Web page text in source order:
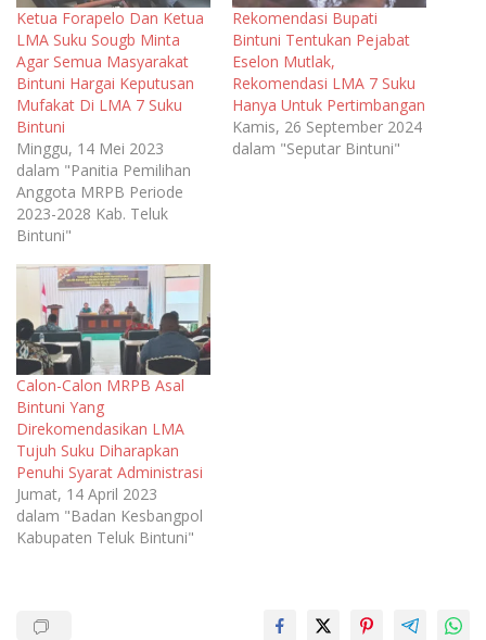
Ketua Forapelo Dan Ketua
LMA Suku Sougb Minta
Agar Semua Masyarakat
Bintuni Hargai Keputusan
Mufakat Di LMA 7 Suku
Bintuni
Minggu, 14 Mei 2023
dalam "Panitia Pemilihan
Anggota MRPB Periode
2023-2028 Kab. Teluk
Bintuni"
Rekomendasi Bupati
Bintuni Tentukan Pejabat
Eselon Mutlak,
Rekomendasi LMA 7 Suku
Hanya Untuk Pertimbangan
Kamis, 26 September 2024
dalam "Seputar Bintuni"
Calon-Calon MRPB Asal
Bintuni Yang
Direkomendasikan LMA
Tujuh Suku Diharapkan
Penuhi Syarat Administrasi
Jumat, 14 April 2023
dalam "Badan Kesbangpol
Kabupaten Teluk Bintuni"